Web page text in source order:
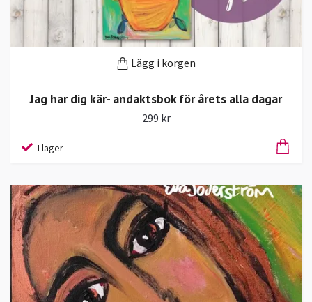
Lägg i korgen
Jag har dig kär- andaktsbok för årets alla dagar
299 kr
I lager